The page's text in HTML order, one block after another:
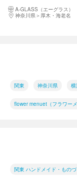
A-GLASS（エーグラス）
神奈川県
厚木・海老名
関東 神奈川県
flower menuet（フラワーメ
関東 ハンドメイド・ものづ